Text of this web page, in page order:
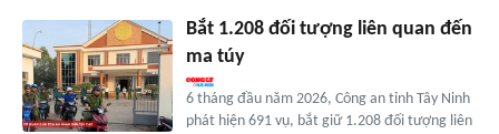
Bắt 1.208 đối tượng liên quan đến
ma túy
6 tháng đầu năm 2026, Công an tỉnh Tây Ninh
phát hiện 691 vụ, bắt giữ 1.208 đối tượng liên